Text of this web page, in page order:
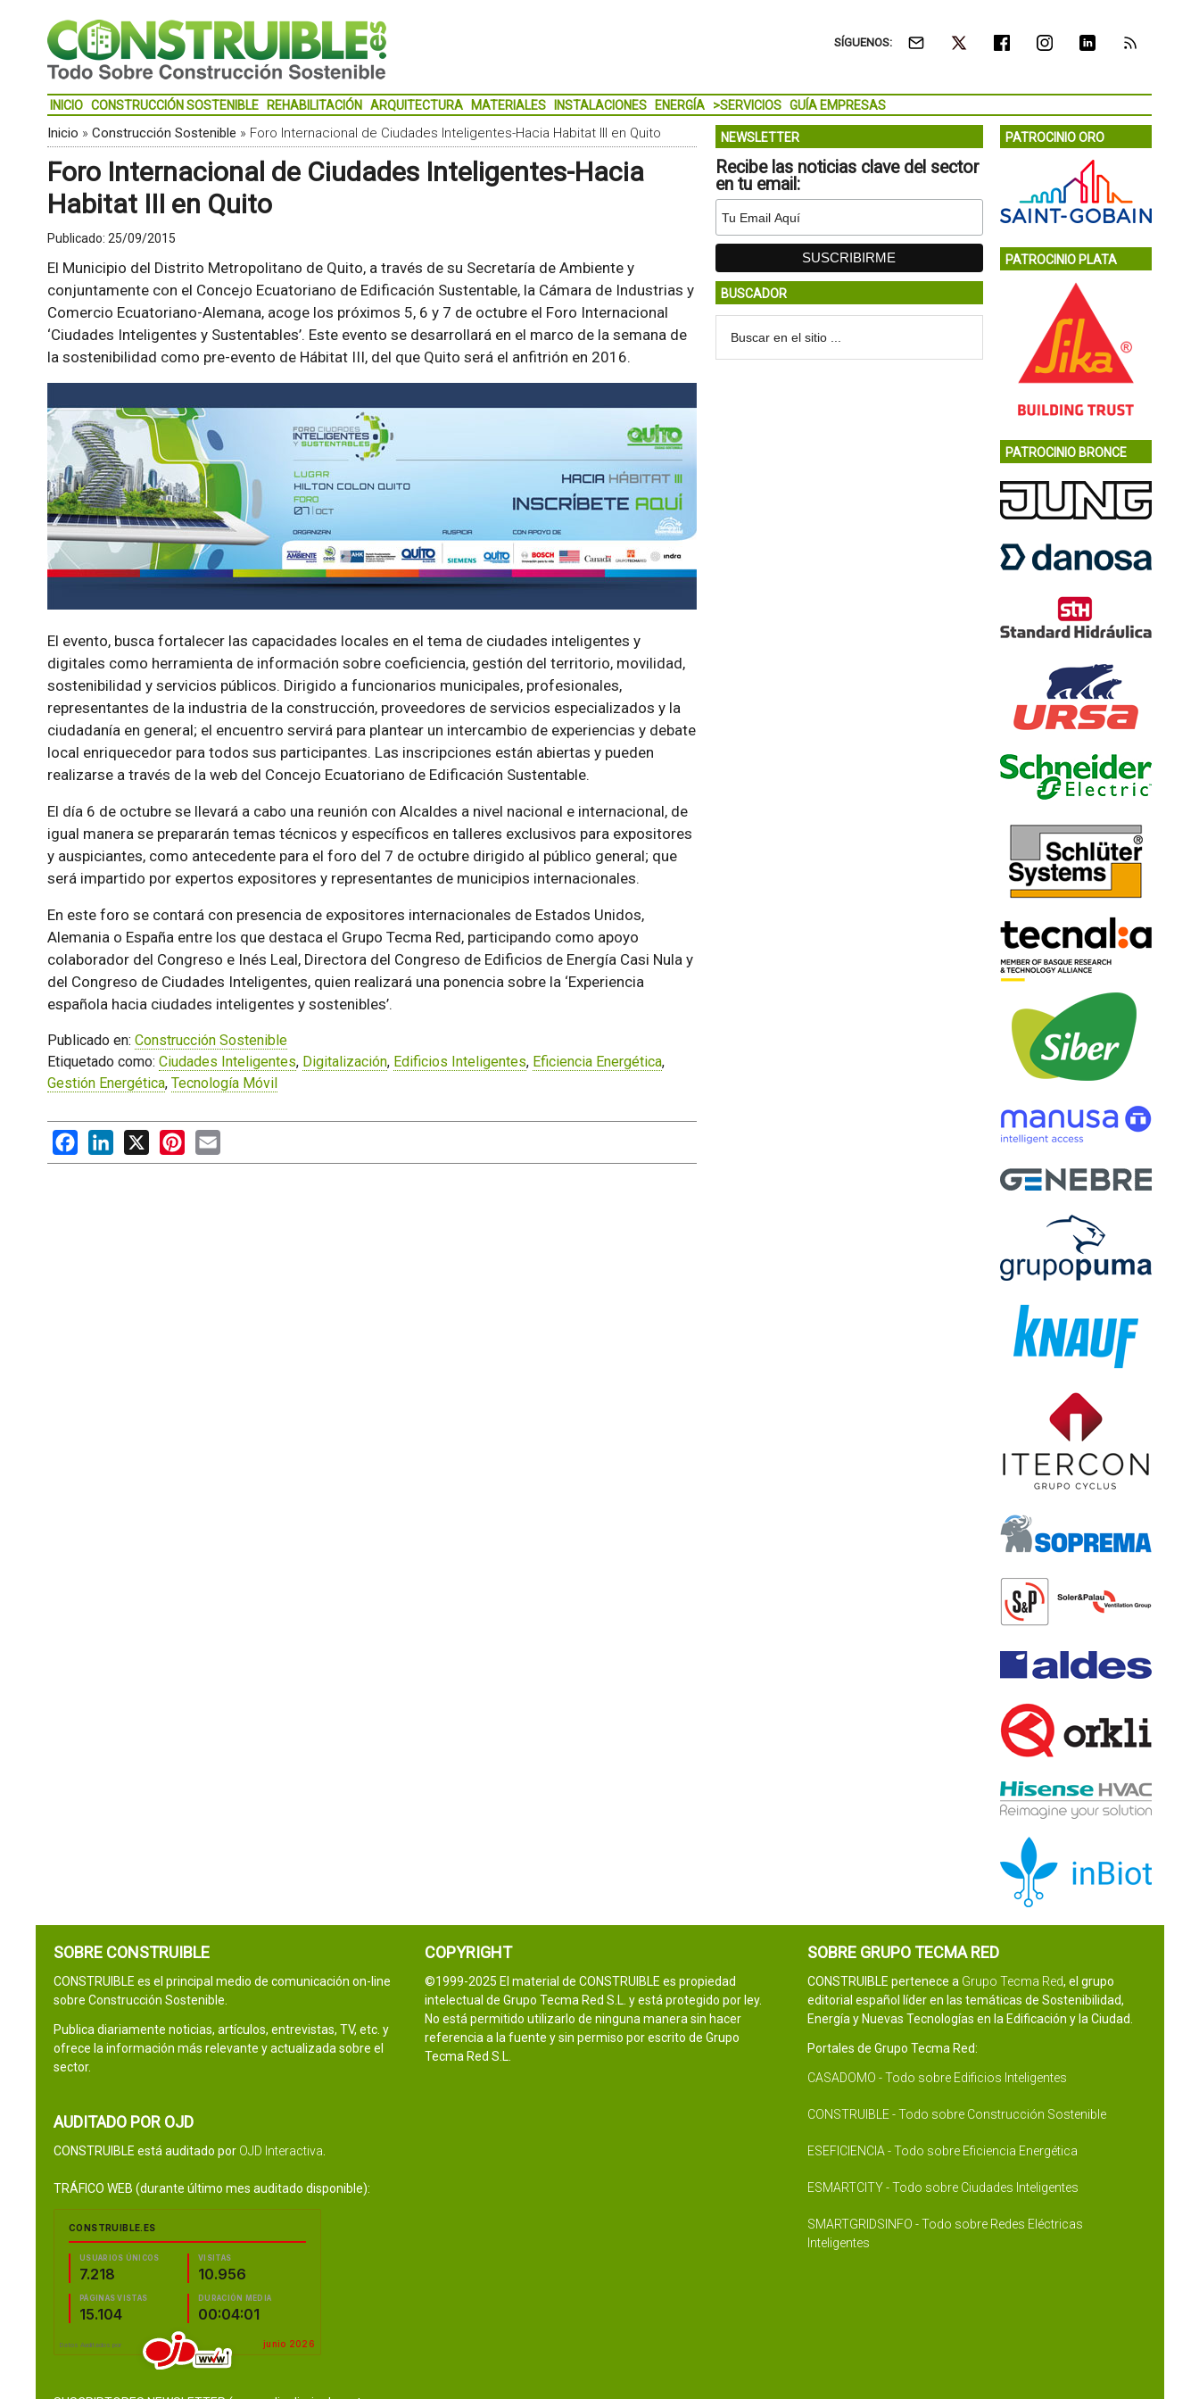
SÍGUENOS:
INICIO CONSTRUCCIÓN SOSTENIBLE REHABILITACIÓN ARQUITECTURA MATERIALES INSTALACIONES ENERGÍA >SERVICIOS GUÍA EMPRESAS
Inicio » Construcción Sostenible » Foro Internacional de Ciudades Inteligentes-Hacia Habitat III en Quito
Foro Internacional de Ciudades Inteligentes-Hacia
Habitat III en Quito
Publicado: 25/09/2015
El Municipio del Distrito Metropolitano de Quito, a través de su Secretaría de Ambiente y
conjuntamente con el Concejo Ecuatoriano de Edificación Sustentable, la Cámara de Industrias y
Comercio Ecuatoriano-Alemana, acoge los próximos 5, 6 y 7 de octubre el Foro Internacional
‘Ciudades Inteligentes y Sustentables’. Este evento se desarrollará en el marco de la semana de
la sostenibilidad como pre-evento de Hábitat III, del que Quito será el anfitrión en 2016.
El evento, busca fortalecer las capacidades locales en el tema de ciudades inteligentes y
digitales como herramienta de información sobre coeficiencia, gestión del territorio, movilidad,
sostenibilidad y servicios públicos. Dirigido a funcionarios municipales, profesionales,
representantes de la industria de la construcción, proveedores de servicios especializados y la
ciudadanía en general; el encuentro servirá para plantear un intercambio de experiencias y debate
local enriquecedor para todos sus participantes. Las inscripciones están abiertas y pueden
realizarse a través de la web del Concejo Ecuatoriano de Edificación Sustentable.
El día 6 de octubre se llevará a cabo una reunión con Alcaldes a nivel nacional e internacional, de
igual manera se prepararán temas técnicos y específicos en talleres exclusivos para expositores
y auspiciantes, como antecedente para el foro del 7 de octubre dirigido al público general; que
será impartido por expertos expositores y representantes de municipios internacionales.
En este foro se contará con presencia de expositores internacionales de Estados Unidos,
Alemania o España entre los que destaca el Grupo Tecma Red, participando como apoyo
colaborador del Congreso e Inés Leal, Directora del Congreso de Edificios de Energía Casi Nula y
del Congreso de Ciudades Inteligentes, quien realizará una ponencia sobre la ‘Experiencia
española hacia ciudades inteligentes y sostenibles’.
Publicado en: Construcción Sostenible
Etiquetado como: Ciudades Inteligentes, Digitalización, Edificios Inteligentes, Eficiencia Energética,
Gestión Energética, Tecnología Móvil
FacebookLinkedIn
X PinterestEmail
NEWSLETTER
Recibe las noticias clave del sector
en tu email:
BUSCADOR
PATROCINIO ORO
PATROCINIO PLATA
PATROCINIO BRONCE
SOBRE CONSTRUIBLE
CONSTRUIBLE es el principal medio de comunicación on-line
sobre Construcción Sostenible.
Publica diariamente noticias, artículos, entrevistas, TV, etc. y
ofrece la información más relevante y actualizada sobre el
sector.
AUDITADO POR OJD
CONSTRUIBLE está auditado por OJD Interactiva
TRÁFICO WEB (durante último mes auditado disponible):
COPYRIGHT
©1999-2025 El material de CONSTRUIBLE es propiedad
intelectual de Grupo Tecma Red S.L. y está protegido por ley.
No está permitido utilizarlo de ninguna manera sin hacer
referencia a la fuente y sin permiso por escrito de Grupo
Tecma Red S.L.
SOBRE GRUPO TECMA RED
CONSTRUIBLE pertenece a Grupo Tecma Red, el grupo
editorial español líder en las temáticas de Sostenibilidad,
Energía y Nuevas Tecnologías en la Edificación y la Ciudad.
Portales de Grupo Tecma Red:
CASADOMO - Todo sobre Edificios Inteligentes
CONSTRUIBLE - Todo sobre Construcción Sostenible
ESEFICIENCIA - Todo sobre Eficiencia Energética
ESMARTCITY - Todo sobre Ciudades Inteligentes
SMARTGRIDSINFO - Todo sobre Redes Eléctricas
Inteligentes